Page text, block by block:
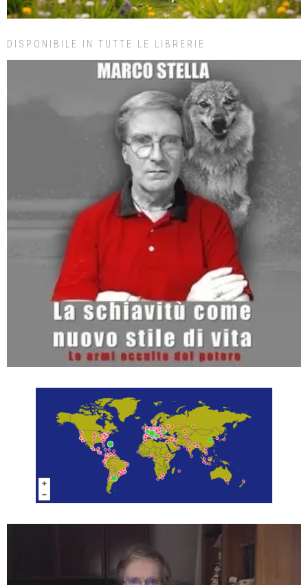
DISPONIBILE IN TUTTE LE LIBRERIE